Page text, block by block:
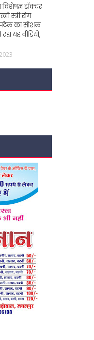
डॉक्टर
स्त्री रोग
पटेल का सोशल
यह वीडियो,